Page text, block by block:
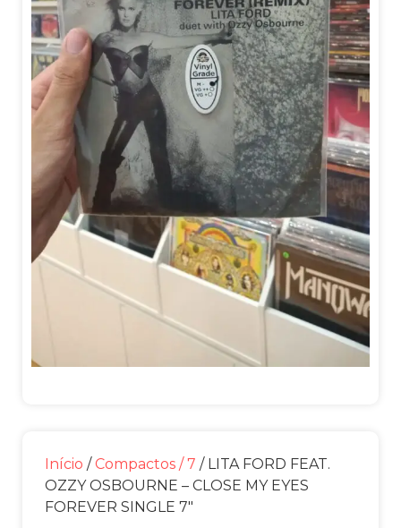
Início / Compactos / 7 / LITA FORD FEAT.
OZZY OSBOURNE – CLOSE MY EYES
FOREVER SINGLE 7″